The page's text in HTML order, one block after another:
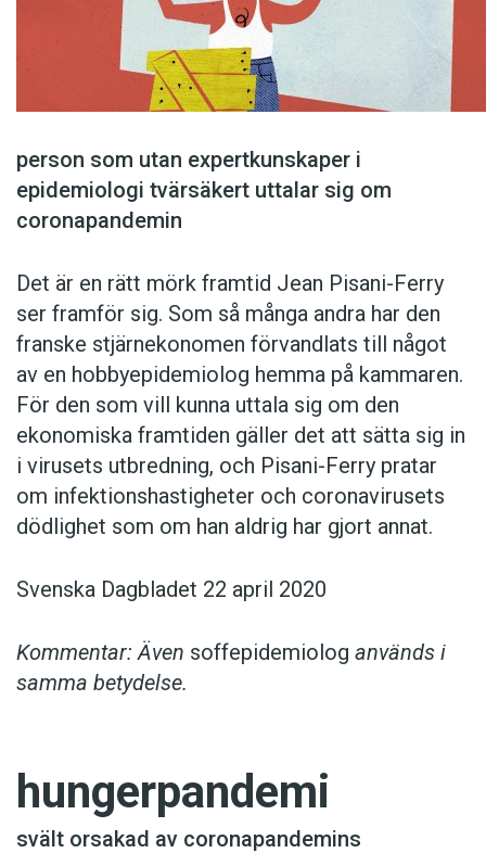
person som utan expertkunskaper i
epidemiologi tvärsäkert uttalar sig om
coronapandemin
Det är en rätt mörk framtid Jean Pisani-Ferry
ser framför sig. Som så många andra har den
franske stjärnekonomen förvandlats till något
av en hobbyepidemiolog hemma på kammaren.
För den som vill kunna uttala sig om den
ekonomiska framtiden gäller det att sätta sig in
i virusets utbredning, och Pisani-Ferry pratar
om infektionshastigheter och coronavirusets
dödlighet som om han aldrig har gjort annat.
Svenska Dagbladet 22 april 2020
Kommentar: Även soffepidemiolog används i
samma betydelse.
hungerpandemi
svält orsakad av coronapandemins